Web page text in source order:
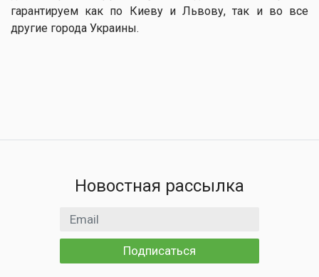
гарантируем как по Киеву и Львову, так и во все
другие города Украины.
Новостная рассылка
Email адрес
Подписаться